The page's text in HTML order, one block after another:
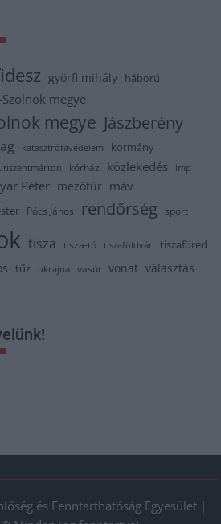
györfi mihály háború
Szolnok megye
megye Jászberény
katasztrófavédelem kormány
kórház közlekedés lmp
Péter mezőtúr máv
Pócs János rendőrség sport
tisza tisza-tó tiszaföldvár tiszafüred
tűz ukrajna vasút vonat választás
és Fenntarthatóság Egyesület |